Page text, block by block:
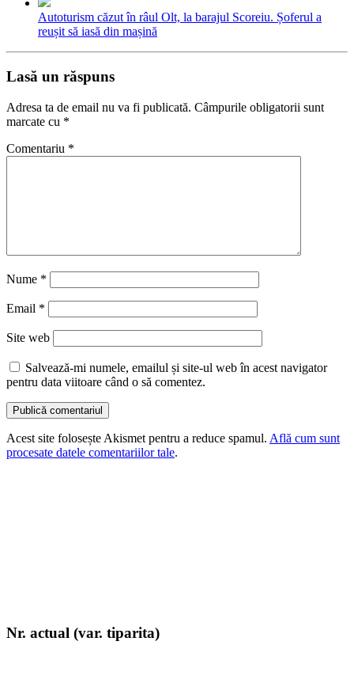
Autoturism căzut în râul Olt, la barajul Scoreiu. Șoferul a
reușit să iasă din mașină
Lasă un răspuns
Adresa ta de email nu va fi publicată. Câmpurile obligatorii sunt
marcate cu *
Comentariu *
Nume *
Email *
Site web
Salvează-mi numele, emailul și site-ul web în acest navigator
pentru data viitoare când o să comentez.
Acest site folosește Akismet pentru a reduce spamul. Află cum sunt
procesate datele comentariilor tale.
Nr. actual (var. tiparita)